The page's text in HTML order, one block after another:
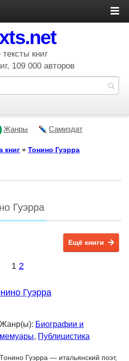
тексты книг
109 000 авторов
Жанры Самиздат
книг » Тонино Гуэрра
Гуэрра
Ещё книги
1 2
Гуэрра
Жанр(ы): Биографии и
мемуары, Публицистика
Тонино Гуэрра — итальянский поэт,